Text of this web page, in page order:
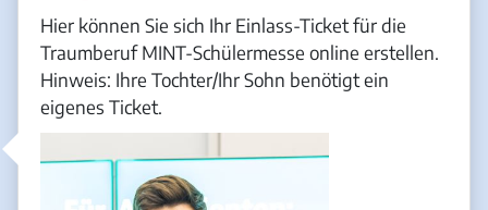
Hier können Sie sich Ihr Einlass-Ticket für die
Traumberuf MINT-Schülermesse online erstellen.
Hinweis: Ihre Tochter/Ihr Sohn benötigt ein
eigenes Ticket.